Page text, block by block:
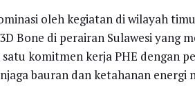
oleh kegiatan di wilayah
Bone di perairan Sulawesi yang
komitmen kerja PHE dengan
bauran dan ketahanan energi